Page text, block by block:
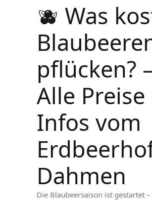
🫐 Was
pflücken?
Alle Preise
Infos vom
Dahmen
Die Blaubeersaison ist gestartet